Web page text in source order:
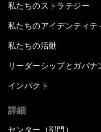
私たちのストラテジー
私たちのアイデンティテ
私たちの活動
リーダーシップとガバナ
インパクト
詳細
センター（部門）